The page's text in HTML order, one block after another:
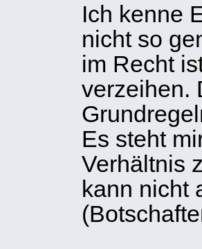
Ich kenne
nicht so
im Recht
verzeihen.
Es steht
Verhältnis
kann nicht